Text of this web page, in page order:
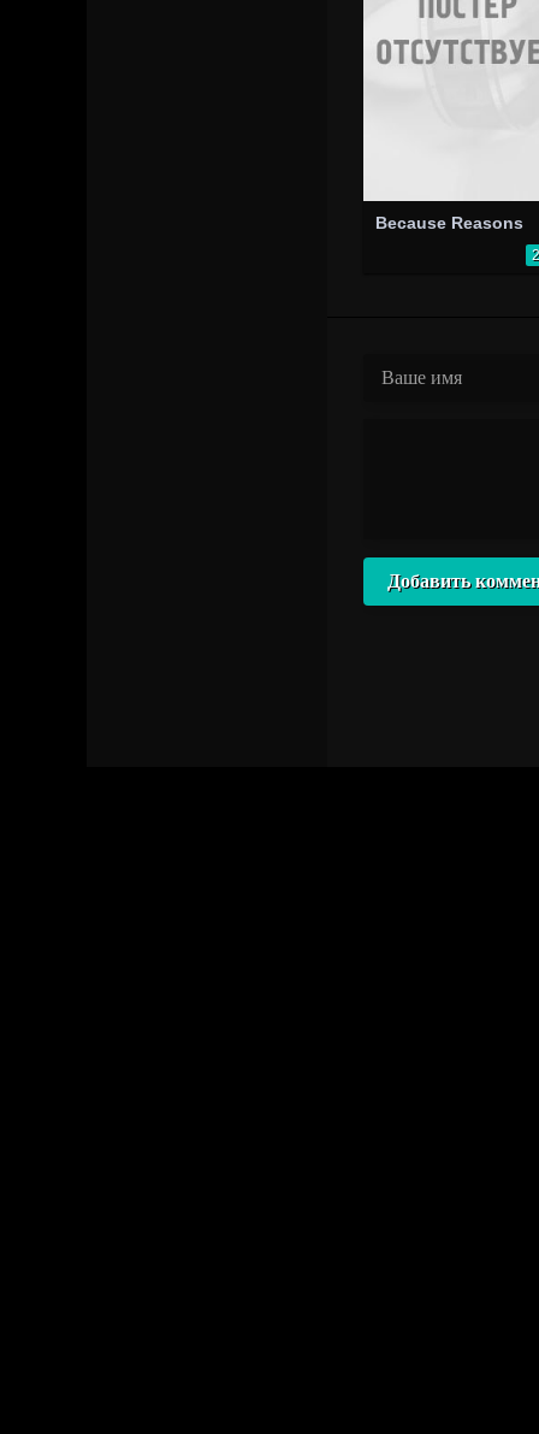
Because Reasons
Добавить